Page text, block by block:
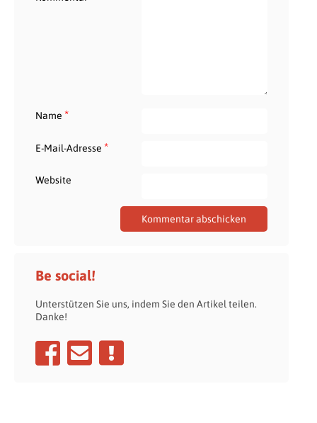
Name *
E-Mail-Adresse *
Website
Be social!
Unterstützen Sie uns, indem Sie den Artikel teilen.
Danke!